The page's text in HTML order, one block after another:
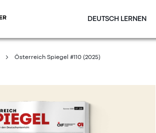
DEUTSCH LERNEN
Österreich Spiegel #110 (2025)